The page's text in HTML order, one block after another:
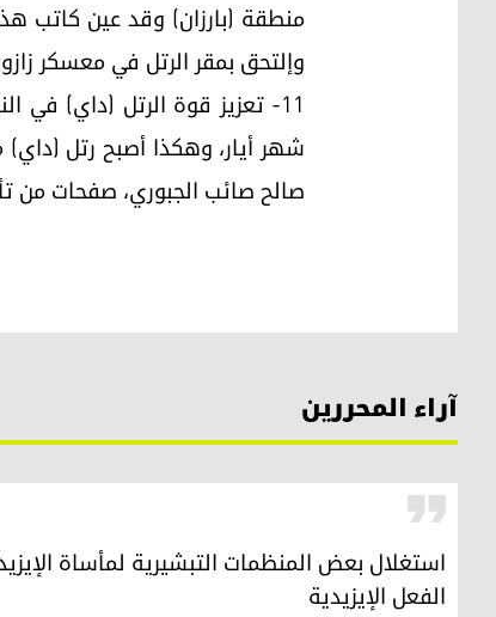
وإلتحق بمقر الرتل في معسكر زازوك
صالح صائب الجبوري، صفحات من تأريخ
آراء المحررين
الفعل الإيزيدية